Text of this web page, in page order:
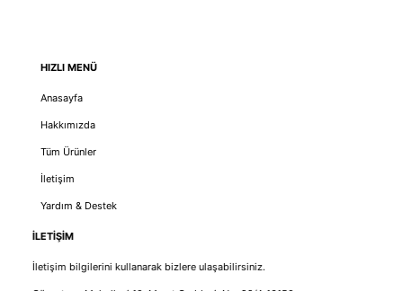
HIZLI MENÜ
Anasayfa
Hakkımızda
Tüm Ürünler
İletişim
Yardım & Destek
İLETİŞİM
İletişim bilgilerini kullanarak bizlere ulaşabilirsiniz.